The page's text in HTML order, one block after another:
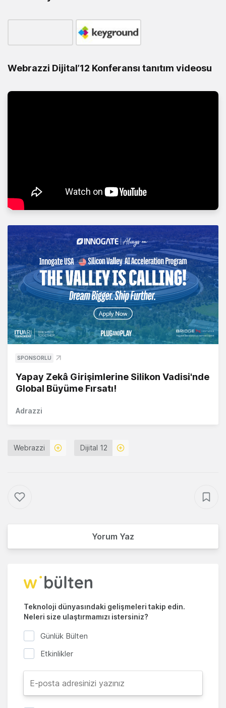
Webrazzi Dijital’12 Konferansı tanıtım videosu
SPONSORLU
Yapay Zekâ Girişimlerine Silikon Vadisi'nde
Global Büyüme Fırsatı!
Adrazzi
Webrazzi Dijital 12
Yorum Yaz
Teknoloji dünyasındaki gelişmeleri takip edin.
Neleri size ulaştırmamızı istersiniz?
Günlük Bülten
Etkinlikler